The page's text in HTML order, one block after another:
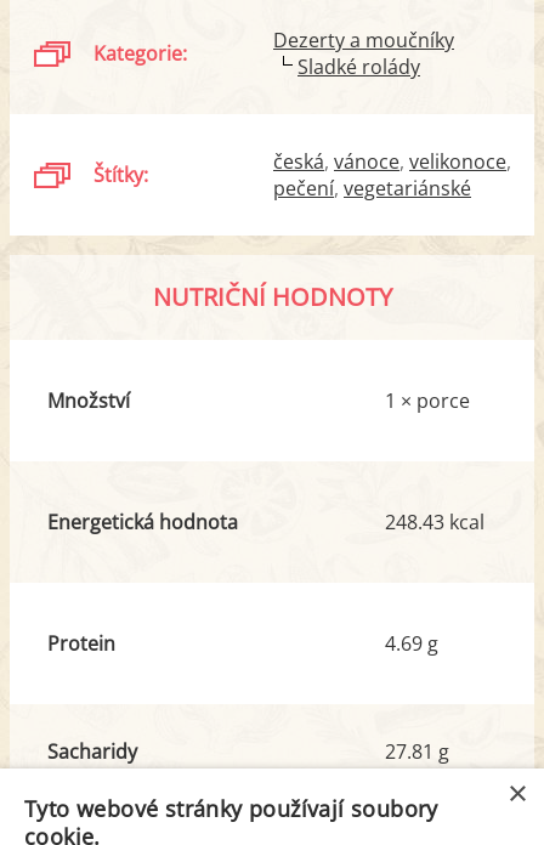
Kategorie:
Dezerty a moučníky
Sladké rolády
Štítky: česká vánoce velikonoce
pečení vegetariánské
NUTRIČNÍ HODNOTY
Množství 1 × porce
Energetická hodnota 248.43 kcal
Protein 4.69 g
Sacharidy
z toho cukr
27.81 g
19.97 g
×
Tyto webové stránky používají soubory
cookie.